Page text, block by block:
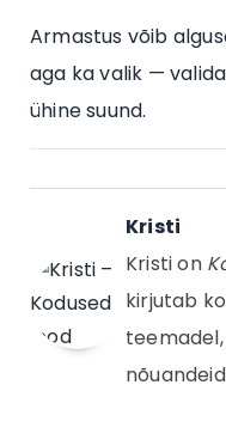
Armastus võib
aga ka valik —
ühine suund.
Kristi
Kristi on
kirjutab